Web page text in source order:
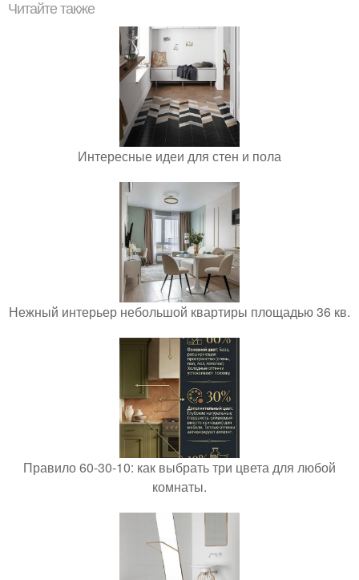
Читайте также
Интересные идеи для стен и пола
Нежный интерьер небольшой квартиры площадью 36 кв.
Правило 60-30-10: как выбрать три цвета для любой
комнаты.